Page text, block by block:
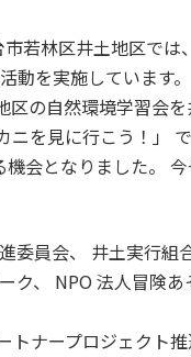
若林区井土地区で
動を実施しています
の自然環境学習会
を見に行こう！」
会となりました。
委員会、 井土実行組
ク、 NPO 法人冒険
トナープロジェクト